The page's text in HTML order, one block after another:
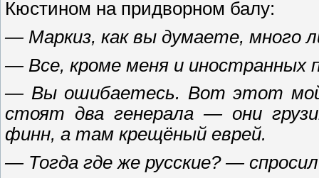
Кюстином на придворном балу:
— Маркиз, как вы думаете, много
— Все, кроме меня и иностранных
— Вы ошибаетесь. Вот этот мой
стоят два генерала — они
финн, а там крещёный еврей.
— Тогда где же русские? —